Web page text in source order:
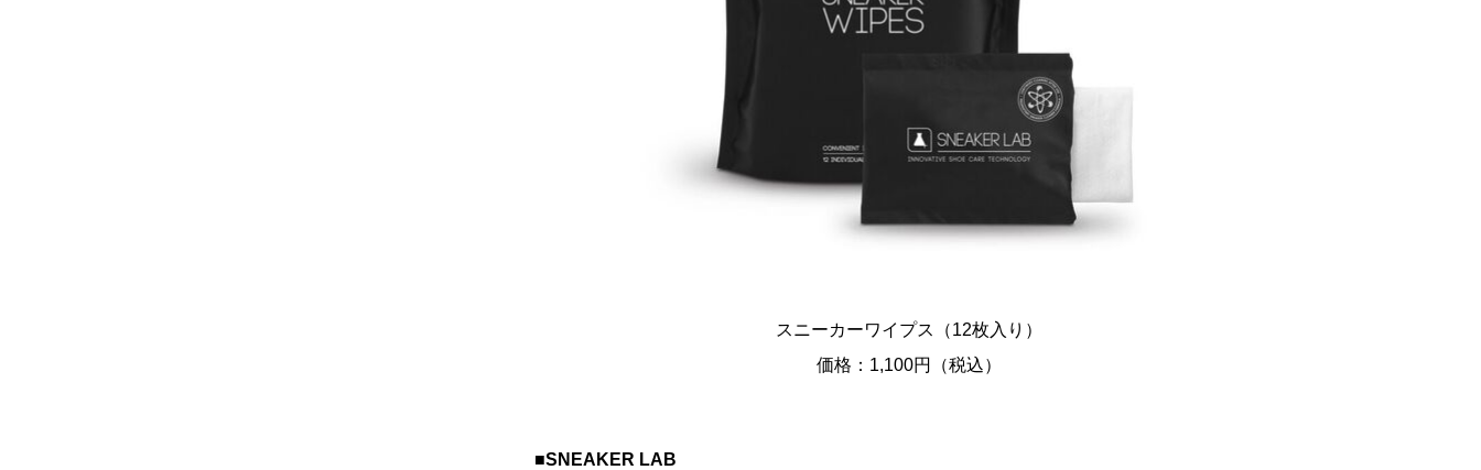
スニーカーワイプス（12枚入り）
価格：1,100円（税込）
■SNEAKER LAB